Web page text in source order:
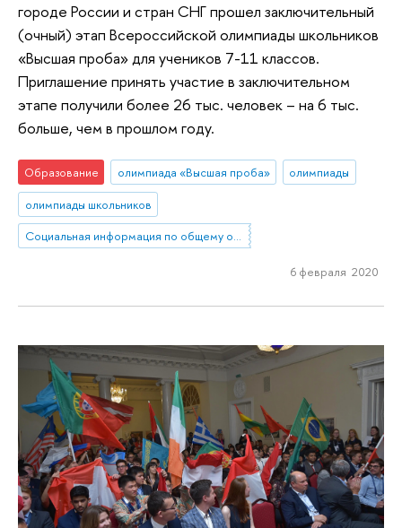
городе России и стран СНГ прошел заключительный
(очный) этап Всероссийской олимпиады школьников
«Высшая проба» для учеников 7-11 классов.
Приглашение принять участие в заключительном
этапе получили более 26 тыс. человек – на 6 тыс.
больше, чем в прошлом году.
Образование олимпиада «Высшая проба»
олимпиады
олимпиады школьников
Социальная информация по общему образованию
6 февраля 2020